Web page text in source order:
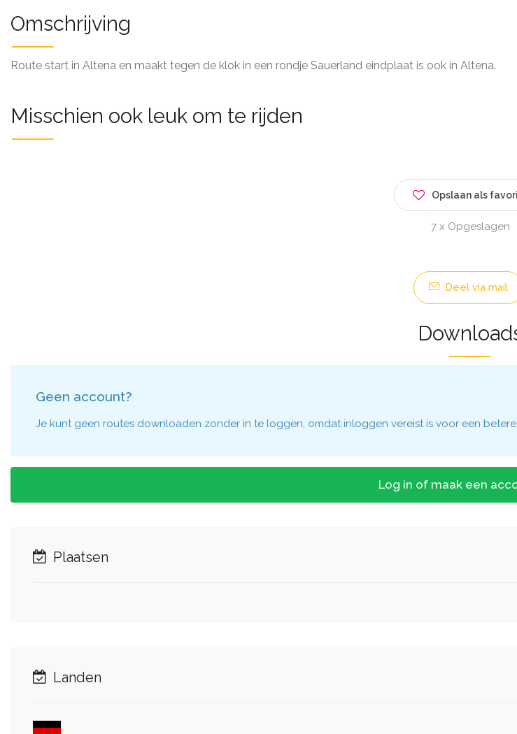
Omschrijving
Route start in Altena en maakt tegen de klok in een rondje Sauerland eindplaat is ook in Altena.
Misschien ook leuk om te rijden
Opslaan als
7 x Opgeslagen
Deel via mail
Geen account?
Je kunt geen routes downloaden zonder in te loggen, omdat inloggen vereist is voor een
Log in of maak een
Plaatsen
Landen